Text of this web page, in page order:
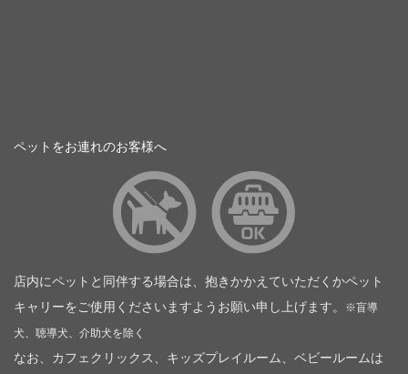
ペットをお連れのお客様へ
店内にペットと同伴する場合は、抱きかかえていただくかペット
キャリーをご使用くださいますようお願い申し上げます。
※盲導
犬、聴導犬、介助犬を除く
なお、カフェクリックス、キッズプレイルーム、ベビールームは